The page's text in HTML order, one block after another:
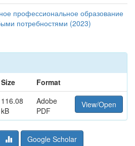
профессиональное образование
потребностями (2023)
Size
Format
116.08
kB
Adobe
PDF
View/Open
Google Scholar